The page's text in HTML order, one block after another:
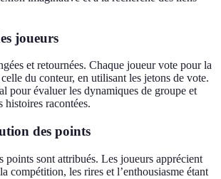
joueurs
et retournées. Chaque joueur vote pour la
du conteur, en utilisant les jetons de vote.
pour évaluer les dynamiques de groupe et
histoires racontées.
des points
points sont attribués. Les joueurs apprécient
compétition, les rires et l’enthousiasme étant